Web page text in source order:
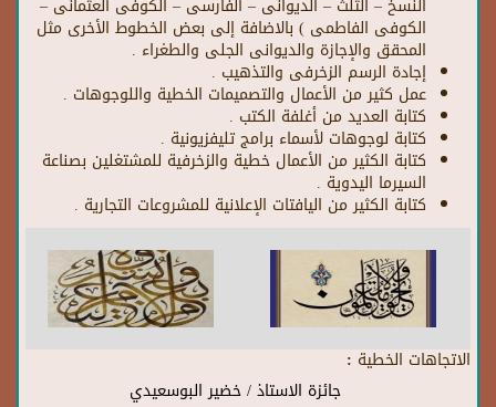
الكوفى الفاطمى ) بالاضافة إلى بعض الخطوط الأخرى مثل
المحقق والإجازة والديوانى الجلى والطغراء .
إجادة الرسم الزخرفى والتذهيب .
عمل كثير من الأعمال والتصميمات الخطية واللوجوهات .
كتابة العديد من أغلفة الكتب .
كتابة لوجوهات لأسماء برامج تليفزيونية .
كتابة الكثير من الأعمال خطية والزخرفية للمشتغلين بصناعة
السيرما اليدوية .
كتابة الكثير من اليافتات الإعلانية للمشروعات التجارية .
الاتجاهات الخطية :
جائزة الاستاذ / خضير البوسعيدي